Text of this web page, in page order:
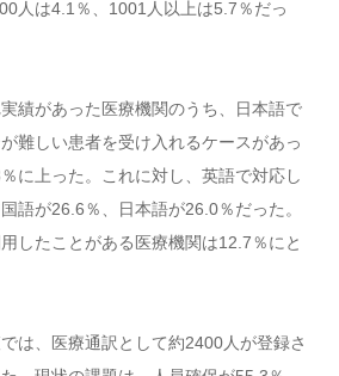
人は4.1％、1001人以上は5.7％だっ
績があった医療機関のうち、日本語で
難しい患者を受け入れるケースがあっ
に上った。これに対し、英語で対応し
語が26.6％、日本語が26.0％だった。
したことがある医療機関は12.7％にと
は、医療通訳として約2400人が登録さ